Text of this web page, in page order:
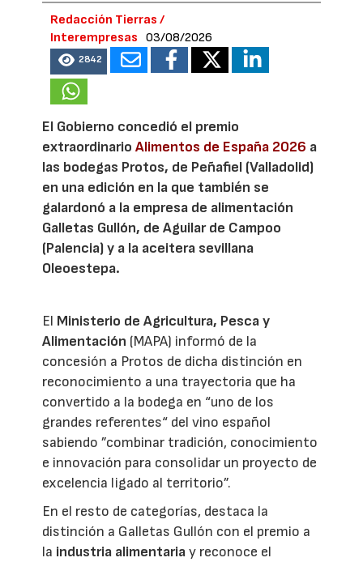
Redacción Tierras /
Interempresas
03/08/2026
2842
El Gobierno concedió el premio
extraordinarioAlimentos de España 2026 a
las bodegas Protos, de Peñafiel (Valladolid)
en una edición en la que también se
galardonó a la empresa de alimentación
Galletas Gullón, de Aguilar de Campoo
(Palencia) y a la aceitera sevillana
Oleoestepa.
El Ministerio de Agricultura, Pesca y
Alimentación (MAPA) informó de la
concesión a Protos de dicha distinción en
reconocimiento a una trayectoria que ha
convertido a la bodega en “uno de los
grandes referentes“ del vino español
sabiendo ”combinar tradición, conocimiento
e innovación para consolidar un proyecto de
excelencia ligado al territorio”.
En el resto de categorías, destaca la
distinción a Galletas Gullón con el premio a
la industria alimentariay reconoce el